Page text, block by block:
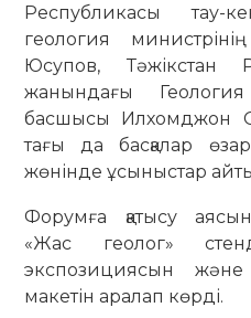
Республикасы тау-
геология
Юсупов, Тәжікстан
жанындағы
басшысы Илхомджон
тағы да басқалар
жөнінде ұсыныстар
Форумға қатысу
«Жас геолог»
экспозициясын және
макетін аралап көрді.